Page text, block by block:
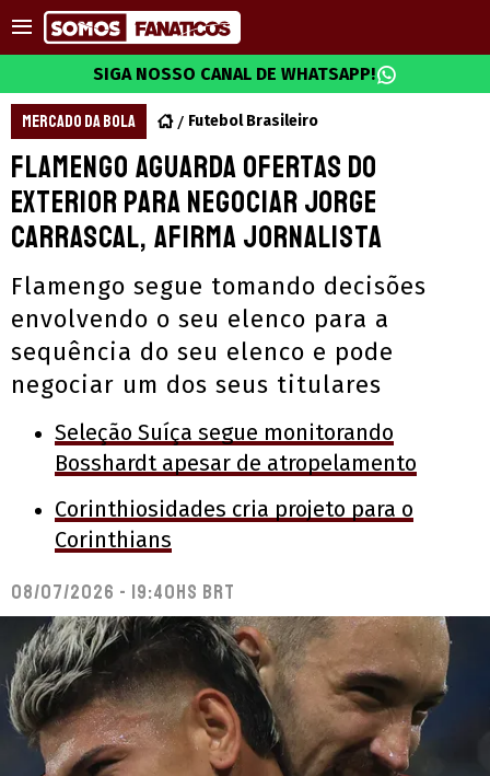
SIGA NOSSO CANAL DE WHATSAPP!
MERCADO DA BOLA Futebol Brasileiro
Flamengo aguarda ofertas do
exterior para negociar Jorge
Carrascal, afirma jornalista
Flamengo segue tomando decisões
envolvendo o seu elenco para a
sequência do seu elenco e pode
negociar um dos seus titulares
Seleção Suíça segue monitorando
Bosshardt apesar de atropelamento
Corinthiosidades cria projeto para o
Corinthians
08/07/2026 - 19:40hs BRT